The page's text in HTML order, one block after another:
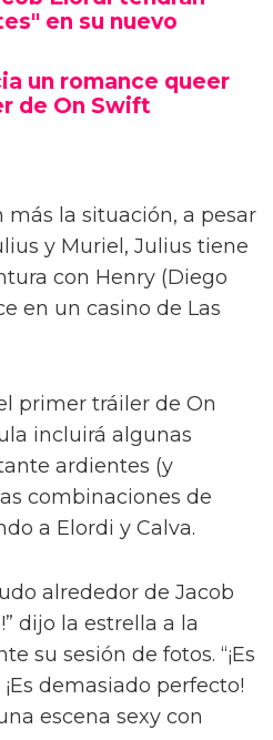
Pufahl, On
pareja casada Muriel
Lee (Will Poulter) – con
menor de Lee,
Elordi tendrán
en su nuevo
un romance queer
de On Swift
más la situación, a pesar
y Muriel, Julius tiene
con Henry (Diego
en un casino de Las
primer tráiler de On
incluirá algunas
ardientes (y
combinaciones de